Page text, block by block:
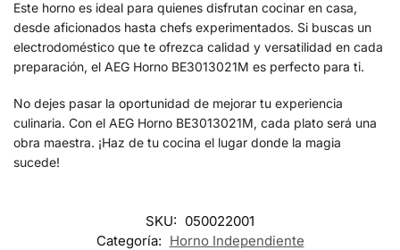
Este horno es ideal para quienes disfrutan cocinar en casa,
desde aficionados hasta chefs experimentados. Si buscas un
electrodoméstico que te ofrezca calidad y versatilidad en cada
preparación, el AEG Horno BE3013021M es perfecto para ti.
No dejes pasar la oportunidad de mejorar tu experiencia
culinaria. Con el AEG Horno BE3013021M, cada plato será una
obra maestra. ¡Haz de tu cocina el lugar donde la magia
sucede!
SKU: 050022001
Categoría: Horno Independiente